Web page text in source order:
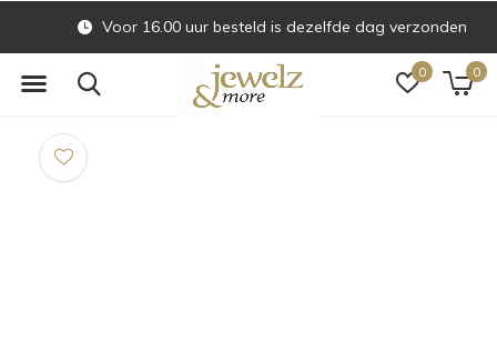
0 0
Voor 16.00 uur besteld is dezelfde dag verzonden